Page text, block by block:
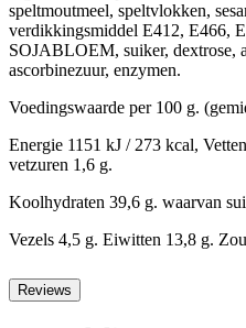
speltmoutmeel, speltvlokken,
verdikkingsmiddel E412, E466,
SOJABLOEM, suiker, dextrose,
ascorbinezuur, enzymen.
Voedingswaarde per 100 g.
Energie 1151 kJ / 273 kcal,
vetzuren 1,6 g.
Koolhydraten 39,6 g. waarvan
Vezels 4,5 g. Eiwitten 13,8 g.
Reviews